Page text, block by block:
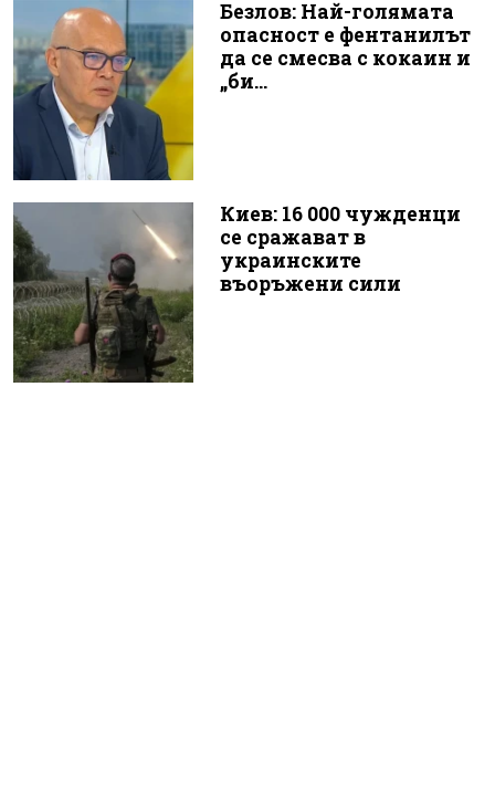
Безлов: Най-голямата
опасност е фентанилът
да се смесва с кокаин и
„би...
Киев: 16 000 чужденци
се сражават в
украинските
въоръжени сили